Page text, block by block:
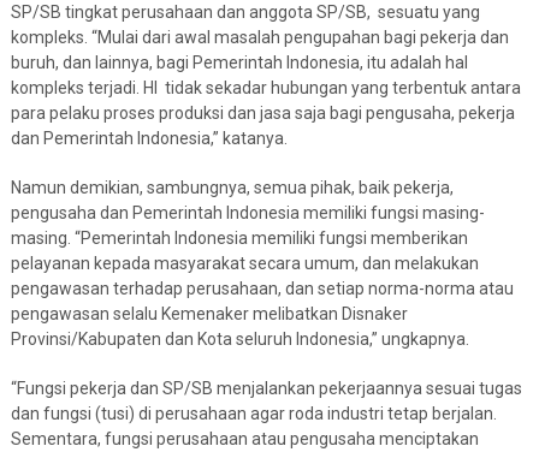
SP/SB tingkat perusahaan dan anggota SP/SB, sesuatu yang
kompleks. “Mulai dari awal masalah pengupahan bagi pekerja dan
buruh, dan lainnya, bagi Pemerintah Indonesia, itu adalah hal
kompleks terjadi. HI tidak sekadar hubungan yang terbentuk antara
para pelaku proses produksi dan jasa saja bagi pengusaha, pekerja
dan Pemerintah Indonesia,” katanya.
Namun demikian, sambungnya, semua pihak, baik pekerja,
pengusaha dan Pemerintah Indonesia memiliki fungsi masing-
masing. “Pemerintah Indonesia memiliki fungsi memberikan
pelayanan kepada masyarakat secara umum, dan melakukan
pengawasan terhadap perusahaan, dan setiap norma-norma atau
pengawasan selalu Kemenaker melibatkan Disnaker
Provinsi/Kabupaten dan Kota seluruh Indonesia,” ungkapnya.
“Fungsi pekerja dan SP/SB menjalankan pekerjaannya sesuai tugas
dan fungsi (tusi) di perusahaan agar roda industri tetap berjalan.
Sementara, fungsi perusahaan atau pengusaha menciptakan